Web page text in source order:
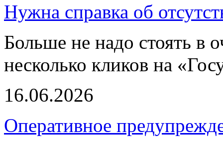
Нужна справка об
Больше не надо стоять в
несколько кликов на
16.06.2026
Оперативное